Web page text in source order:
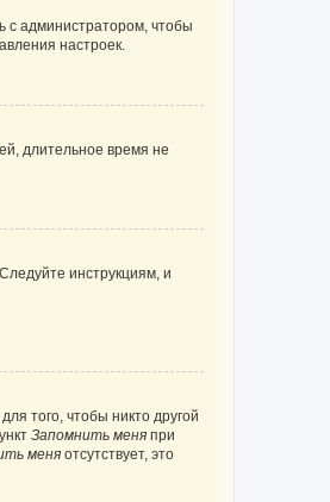
с администратором, чтобы
настроек.
длительное время не
инструкциям, и
того, чтобы никто другой
Запомнить меня при
меня отсутствует, это